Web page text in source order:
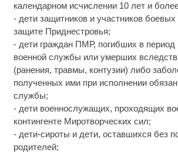
календарном исчислении 10 лет и
- дети защитников и участников боевых
защите Приднестровья;
- дети граждан ПМР, погибших в период
военной службы или умерших
(ранения, травмы, контузии) либо
полученных ими при исполнении
службы;
- дети военнослужащих, проходящих
контингенте Миротворческих сил;
- дети-сироты и дети, оставшихся без
родителей;